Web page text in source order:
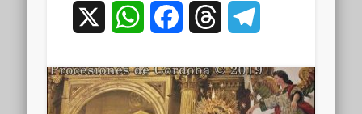
WhatsAppFacebookThreads